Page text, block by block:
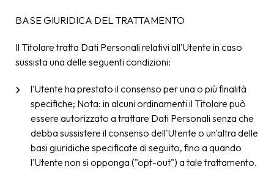
BASE GIURIDICA DEL TRATTAMENTO
Il Titolare tratta Dati Personali relativi all'Utente in caso
sussista una delle seguenti condizioni:
l'Utente ha prestato il consenso per una o più finalità
specifiche; Nota: in alcuni ordinamenti il Titolare può
essere autorizzato a trattare Dati Personali senza che
debba sussistere il consenso dell'Utente o un'altra delle
basi giuridiche specificate di seguito, fino a quando
l'Utente non si opponga ("opt-out") a tale trattamento.